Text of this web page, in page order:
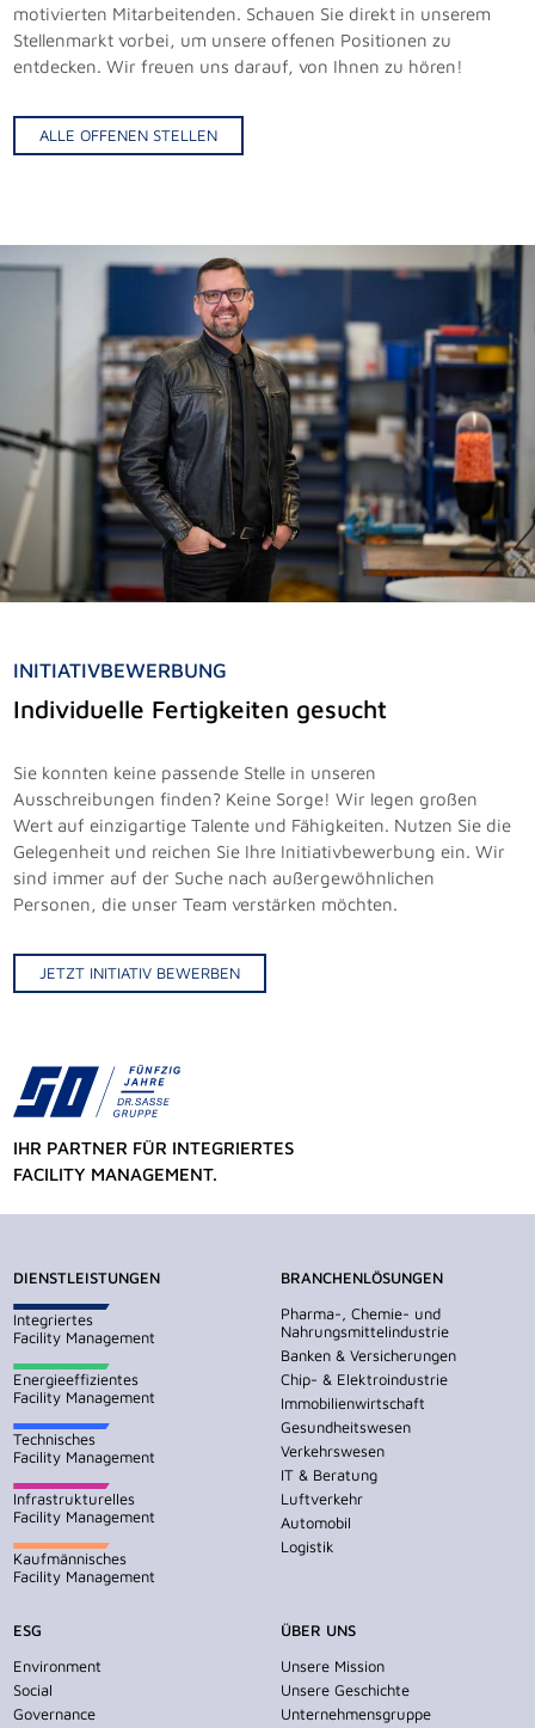
motivierten Mitarbeitenden. Schauen Sie direkt in unserem
Stellenmarkt vorbei, um unsere offenen Positionen zu
entdecken. Wir freuen uns darauf, von Ihnen zu hören!
ALLE OFFENEN STELLEN
INITIATIVBEWERBUNG
Individuelle Fertigkeiten gesucht
Sie konnten keine passende Stelle in unseren
Ausschreibungen finden? Keine Sorge! Wir legen großen
Wert auf einzigartige Talente und Fähigkeiten. Nutzen Sie die
Gelegenheit und reichen Sie Ihre Initiativbewerbung ein. Wir
sind immer auf der Suche nach außergewöhnlichen
Personen, die unser Team verstärken möchten.
JETZT INITIATIV BEWERBEN
IHR PARTNER FÜR INTEGRIERTES
FACILITY MANAGEMENT.
DIENSTLEISTUNGEN
Integriertes
Facility Management
Energieeffizientes
Facility Management
Technisches
Facility Management
Infrastrukturelles
Facility Management
Kaufmännisches
Facility Management
BRANCHENLÖSUNGEN
Pharma-, Chemie- und
Nahrungsmittelindustrie
Banken & Versicherungen
Chip- & Elektroindustrie
Immobilienwirtschaft
Gesundheitswesen
Verkehrswesen
IT & Beratung
Luftverkehr
Automobil
Logistik
ESG
Environment
Social
Governance
ÜBER UNS
Unsere Mission
Unsere Geschichte
Unternehmensgruppe